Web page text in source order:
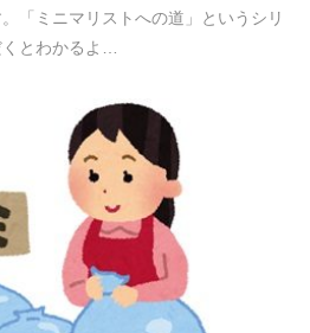
「ミニマリストへの道」というシリ
とわかるよ…